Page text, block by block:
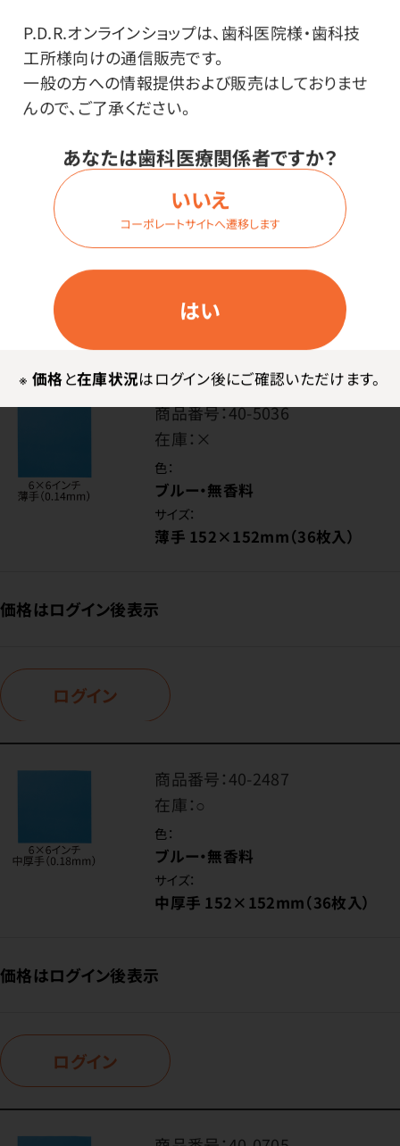
P.D.R.オンラインショップは、歯科医院様・歯科技
工所様向けの通信販売です。
一般の方への情報提供および販売はしておりませ
んので、ご了承ください。
あなたは歯科医療関係者ですか？
はい
いいえ
コーポレートサイトへ遷移します
※ 価格と在庫状況はログイン後にご確認いただけます。
商品番号：40-3410
在庫：×
色：
サイズ：
厚手 127×127mm（52枚入）
価格はログイン後表示
ログイン
商品番号：40-5036
在庫： ×
色：
ブルー・無香料
サイズ：
薄手 152×152mm（36枚入）
価格はログイン後表示
ログイン
商品番号：40-2487
在庫：○
色：
ブルー・無香料
サイズ：
中厚手 152×152mm（36枚入）
価格はログイン後表示
ログイン